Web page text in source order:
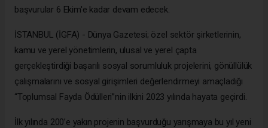
başvurular 6 Ekim'e kadar devam edecek.
İSTANBUL (İGFA) - Dünya Gazetesi; özel sektör şirketlerinin,
kamu ve yerel yönetimlerin, ulusal ve yerel çapta
gerçekleştirdiği başarılı sosyal sorumluluk projelerini, gönüllülük
çalışmalarını ve sosyal girişimleri değerlendirmeyi amaçladığı
“Toplumsal Fayda Ödülleri”nin ilkini 2023 yılında hayata geçirdi.
İlk yılında 200’e yakın projenin başvurduğu yarışmaya bu yıl yeni